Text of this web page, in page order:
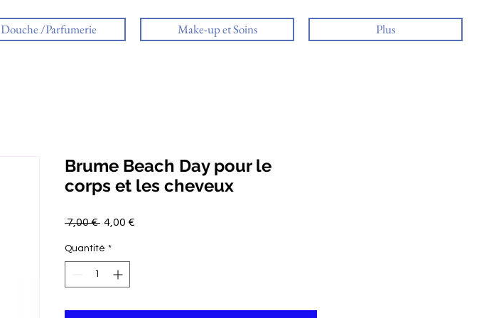
Douche /Parfumerie Make-up et Soins Plus
Brume Beach Day pour le
corps et les cheveux
7,00 € Prix
4,00 €
Quantité *